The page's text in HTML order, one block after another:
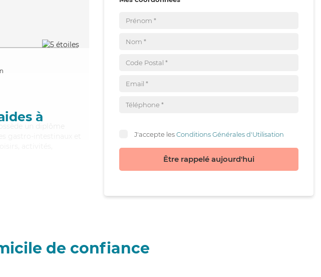
à
un diplôme
gastro-intestinaux et
J'accepte lesConditions Générales d'Utilisation
Être rappelé aujourd'hui
de confiance